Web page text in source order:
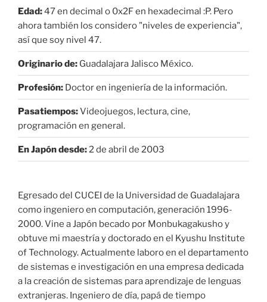
Edad:47 en decimal o 0x2F en hexadecimal :P. Pero
ahora también los considero "niveles de experiencia",
así que soy nivel 47.
Originario de: Guadalajara Jalisco México.
Profesión: Doctor en ingeniería de la información.
Pasatiempos:Videojuegos, lectura, cine,
programación en general.
En Japón desde:2 de abril de 2003
Egresado del CUCEI de la Universidad de Guadalajara
como ingeniero en computación, generación 1996-
2000. Vine a Japón becado por Monbukagakusho y
obtuve mi maestría y doctorado en el Kyushu Institute
of Technology. Actualmente laboro en el departamento
de sistemas e investigación en una empresa dedicada
a la creación de sistemas para aprendizaje de lenguas
extranjeras. Ingeniero de día, papá de tiempo